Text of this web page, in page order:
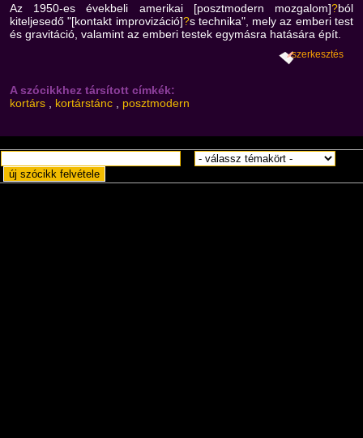
Az 1950-es évekbeli amerikai [posztmodern mozgalom]?ból
kiteljesedő "[kontakt improvizáció]?s technika", mely az emberi test
és gravitáció, valamint az emberi testek egymásra hatására épít.
szerkesztés
A szócikkhez társított címkék:
kortárs
kortárstánc posztmodern